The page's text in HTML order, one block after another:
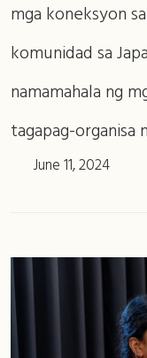
mga koneksyon
komunidad sa
namamahala ng
tagapag-organisa
June 11, 2024